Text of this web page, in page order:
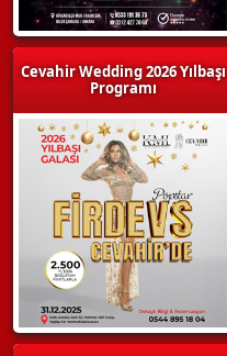
Cevahir Wedding 2026 Yılbaşı
Programı